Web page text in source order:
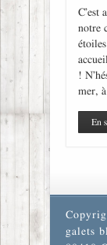
C’est
notre
!
mer,
En
galets